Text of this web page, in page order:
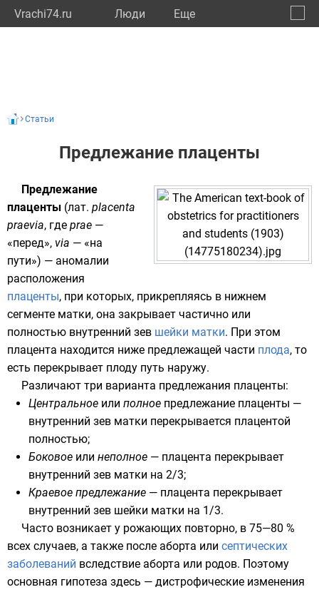
Vrachi74.ru Люди Eще
Статьи
Предлежание плаценты
Предлежание
плаценты (лат. placenta
praevia, где prae —
«перед», via — «на
пути») — аномалии
расположения
плаценты, при которых, прикрепляясь в нижнем
сегменте матки, она закрывает частично или
полностью внутренний зев шейки матки. При этом
плацента находится ниже предлежащей части плода, то
есть перекрывает плоду путь наружу.
Различают три варианта предлежания плаценты:
Центральное или полное предлежание плаценты —
внутренний зев матки перекрывается плацентой
полностью;
Боковое или неполное — плацента перекрывает
внутренний зев матки на 2/3;
Краевое предлежание — плацента перекрывает
внутренний зев шейки матки на 1/3.
Часто возникает у рожающих повторно, в 75—80 %
всех случаев, а также после аборта или септических
заболеваний вследствие аборта или родов. Поэтому
основная гипотеза здесь — дистрофические изменения